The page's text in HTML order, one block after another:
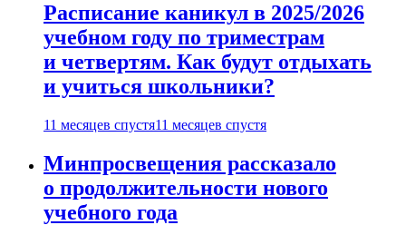
Расписание каникул в 2025/2026
учебном году по триместрам
и четвертям. Как будут отдыхать
и учиться школьники?
11 месяцев спустя11 месяцев спустя
Минпросвещения рассказало
о продолжительности нового
учебного года